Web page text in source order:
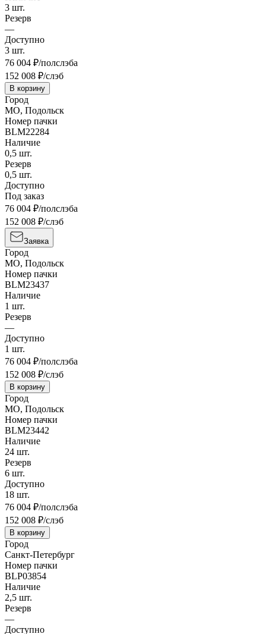
3 шт.
Резерв
—
Доступно
3 шт.
76 004 ₽/полслэба
152 008 ₽/слэб
В корзину
Город
МО, Подольск
Номер пачки
BLM22284
Наличие
0,5 шт.
Резерв
0,5 шт.
Доступно
Под заказ
76 004 ₽/полслэба
152 008 ₽/слэб
Заявка
Город
МО, Подольск
Номер пачки
BLM23437
Наличие
1 шт.
Резерв
—
Доступно
1 шт.
76 004 ₽/полслэба
152 008 ₽/слэб
В корзину
Город
МО, Подольск
Номер пачки
BLM23442
Наличие
24 шт.
Резерв
6 шт.
Доступно
18 шт.
76 004 ₽/полслэба
152 008 ₽/слэб
В корзину
Город
Санкт-Петербург
Номер пачки
BLP03854
Наличие
2,5 шт.
Резерв
—
Доступно